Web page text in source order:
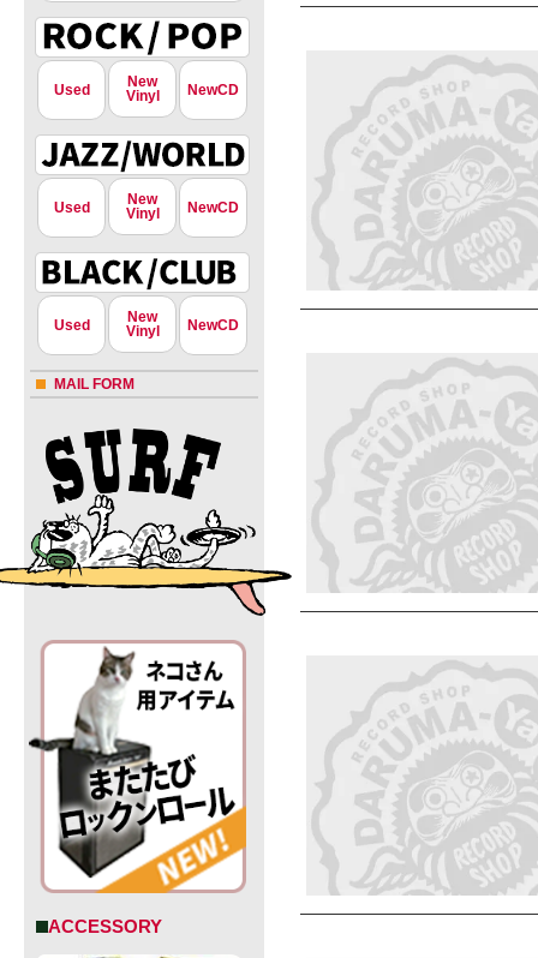
Used
New
Vinyl
NewCD
Used
New
Vinyl
NewCD
Used
New
Vinyl
NewCD
MAIL FORM
ACCESSORY